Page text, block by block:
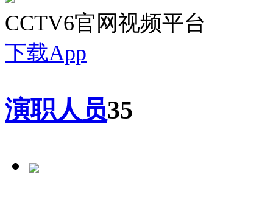
CCTV6官网视频平台
下载App
演职人员35